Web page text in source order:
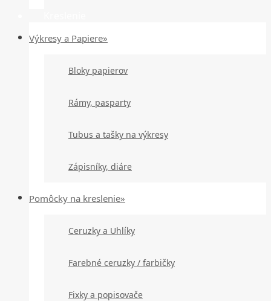
Výkresy a Papiere»
Bloky papierov
Rámy, pasparty
Tubus a tašky na výkresy
Zápisníky, diáre
Pomôcky na kreslenie»
Ceruzky a Uhlíky
Farebné ceruzky / farbičky
Fixky a popisovače